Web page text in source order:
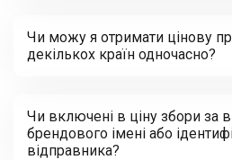
Чи можу я отримати цінову
декількох країн одночасно?
Чи включені в ціну збори за
брендового імені або
відправника?